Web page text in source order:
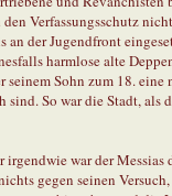
Verfassungsschutz
der Jugendfront
harmlose alte
Sohn zum 18. eine
So war die Stadt, als
irgendwie war der
gegen seinen